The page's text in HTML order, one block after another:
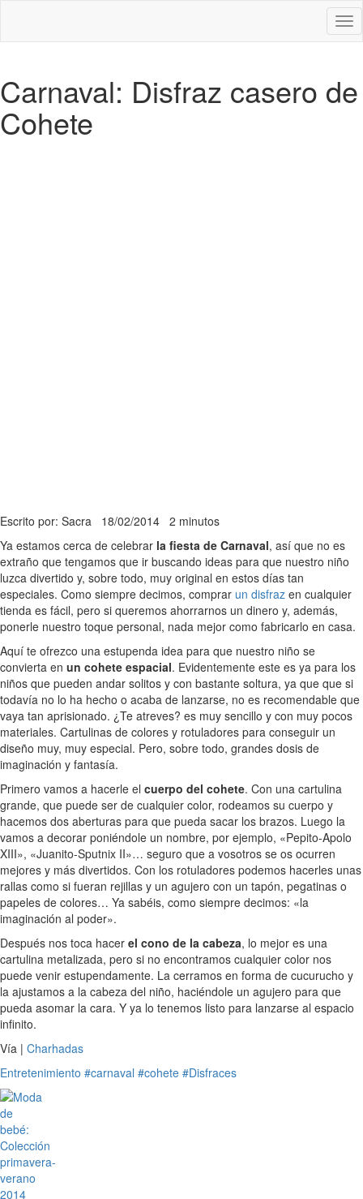
Carnaval: Disfraz casero de
Cohete
Escrito por: Sacra 18/02/2014 2 minutos
Ya estamos cerca de celebrar la fiesta de Carnaval, así que no es
extraño que tengamos que ir buscando ideas para que nuestro niño
luzca divertido y, sobre todo, muy original en estos días tan
especiales. Como siempre decimos, comprar un disfraz en cualquier
tienda es fácil, pero si queremos ahorrarnos un dinero y, además,
ponerle nuestro toque personal, nada mejor como fabricarlo en casa.
Aquí te ofrezco una estupenda idea para que nuestro niño se
convierta en un cohete espacial. Evidentemente este es ya para los
niños que pueden andar solitos y con bastante soltura, ya que que si
todavía no lo ha hecho o acaba de lanzarse, no es recomendable que
vaya tan aprisionado. ¿Te atreves? es muy sencillo y con muy pocos
materiales. Cartulinas de colores y rotuladores para conseguir un
diseño muy, muy especial. Pero, sobre todo, grandes dosis de
imaginación y fantasía.
Primero vamos a hacerle el cuerpo del cohete. Con una cartulina
grande, que puede ser de cualquier color, rodeamos su cuerpo y
hacemos dos aberturas para que pueda sacar los brazos. Luego la
vamos a decorar poniéndole un nombre, por ejemplo, «Pepito-Apolo
XIII», «Juanito-Sputnix II»… seguro que a vosotros se os ocurren
mejores y más divertidos. Con los rotuladores podemos hacerles unas
rallas como si fueran rejillas y un agujero con un tapón, pegatinas o
papeles de colores… Ya sabéis, como siempre decimos: «la
imaginación al poder».
Después nos toca hacer el cono de la cabeza, lo mejor es una
cartulina metalizada, pero si no encontramos cualquier color nos
puede venir estupendamente. La cerramos en forma de cucurucho y
la ajustamos a la cabeza del niño, haciéndole un agujero para que
pueda asomar la cara. Y ya lo tenemos listo para lanzarse al espacio
infinito.
Vía | Charhadas
Entretenimiento #carnaval #cohete #Disfraces